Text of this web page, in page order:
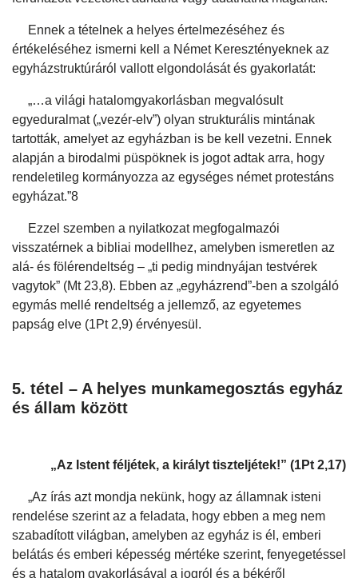
Ennek a tételnek a helyes értelmezéséhez és
értékeléséhez ismerni kell a Német Keresztényeknek az
egyházstruktúráról vallott elgondolását és gyakorlatát:
„…a világi hatalomgyakorlásban megvalósult
egyeduralmat („vezér-elv”) olyan strukturális mintának
tartották, amelyet az egyházban is be kell vezetni. Ennek
alapján a birodalmi püspöknek is jogot adtak arra, hogy
rendeletileg kormányozza az egységes német protestáns
egyházat.”8
Ezzel szemben a nyilatkozat megfogalmazói
visszatérnek a bibliai modellhez, amelyben ismeretlen az
alá- és fölérendeltség – „ti pedig mindnyájan testvérek
vagytok” (Mt 23,8). Ebben az „egyházrend”-ben a szolgáló
egymás mellé rendeltség a jellemző, az egyetemes
papság elve (1Pt 2,9) érvényesül.
5. tétel – A helyes munkamegosztás egyház
és állam között
„Az Istent féljétek, a királyt tiszteljétek!” (1Pt 2,17)
„Az írás azt mondja nekünk, hogy az államnak isteni
rendelése szerint az a feladata, hogy ebben a meg nem
szabadított világban, amelyben az egyház is él, emberi
belátás és emberi képesség mértéke szerint, fenyegetéssel
és a hatalom gyakorlásával a jogról és a békéről